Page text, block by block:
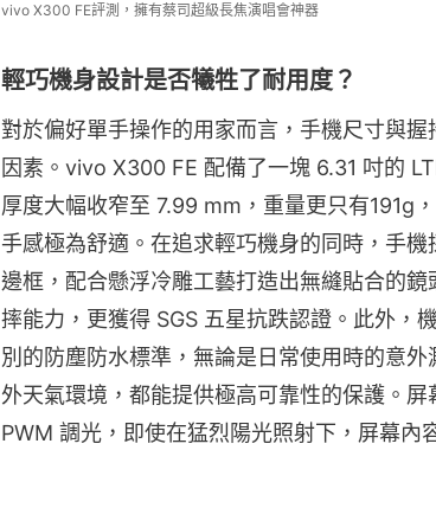
vivo X300 FE評測，擁有蔡司超級長焦演唱會神器
輕巧機身設計是否犧牲了耐用度？
對於偏好單手操作的用家而言，手機尺寸與
因素。vivo X300 FE 配備了一塊 6.31 吋的
厚度大幅收窄至 7.99 mm，重量更只有191g
手感極為舒適。在追求輕巧機身的同時，手
邊框，配合懸浮冷雕工藝打造出無縫貼合的
摔能力，更獲得 SGS 五星抗跌認證。此外，
別的防塵防水標準，無論是日常使用時的意
外天氣環境，都能提供極高可靠性的保護。
PWM 調光，即使在猛烈陽光照射下，屏幕內